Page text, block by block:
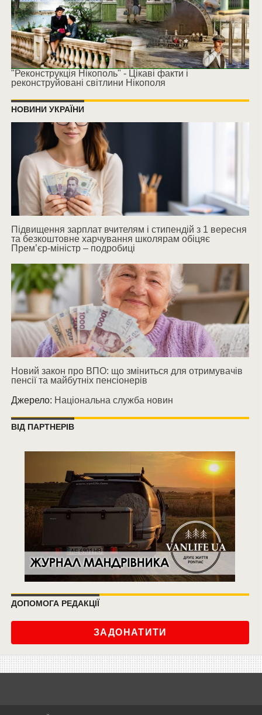
"Реконструкція Нікополь" - Цікаві факти і
реконструйовані світлини Нікополя
НОВИНИ УКРАЇНИ
Підвищення зарплат вчителям і стипендій з 1 вересня
та безкоштовне харчування школярам обіцяє
Прем’єр-міністр – подробиці
Новий закон про ВПО: що зміниться для отримувачів
пенсії та майбутніх пенсіонерів
Джерело: Національна служба новин
ВІД ПАРТНЕРІВ
ДОПОМОГА РЕДАКЦІЇ
ЗАДОНАТИТИ